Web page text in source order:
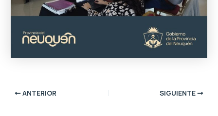
ANTERIOR SIGUIENTE